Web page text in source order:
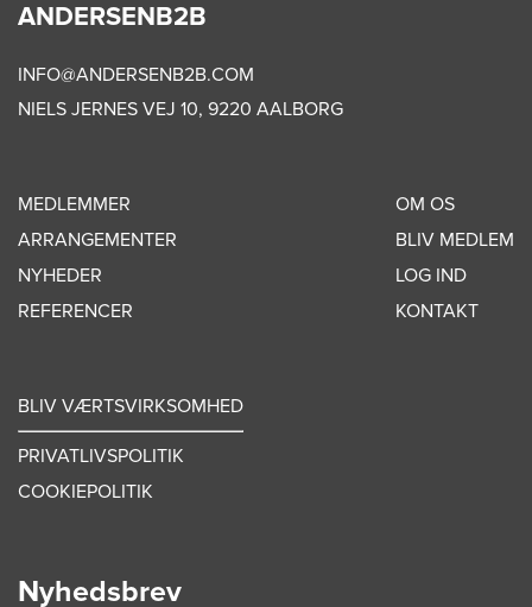
ANDERSENB2B
INFO@ANDERSENB2B.COM
NIELS JERNES VEJ 10, 9220 AALBORG
MEDLEMMER
ARRANGEMENTER
NYHEDER
REFERENCER
OM OS
BLIV MEDLEM
LOG IND
KONTAKT
BLIV VÆRTSVIRKSOMHED
PRIVATLIVSPOLITIK
COOKIEPOLITIK
Nyhedsbrev